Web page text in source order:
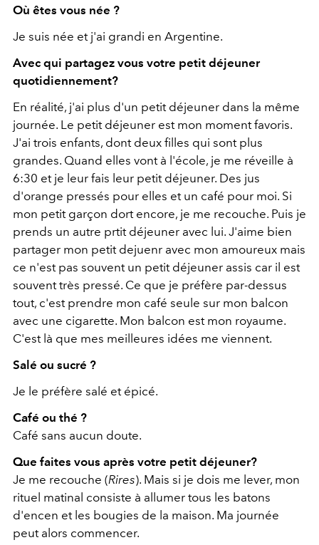
Où êtes vous née ?
Je suis née et j'ai grandi en Argentine.
Avec qui partagez vous votre petit déjeuner
quotidiennement?
En réalité, j'ai plus d'un petit déjeuner dans la même
journée. Le petit déjeuner est mon moment favoris.
J'ai trois enfants, dont deux filles qui sont plus
grandes. Quand elles vont à l'école, je me réveille à
6:30 et je leur fais leur petit déjeuner. Des jus
d'orange pressés pour elles et un café pour moi. Si
mon petit garçon dort encore, je me recouche. Puis je
prends un autre prtit déjeuner avec lui. J'aime bien
partager mon petit dejuenr avec mon amoureux mais
ce n'est pas souvent un petit déjeuner assis car il est
souvent très pressé. Ce que je préfère par-dessus
tout, c'est prendre mon café seule sur mon balcon
avec une cigarette. Mon balcon est mon royaume.
C'est là que mes meilleures idées me viennent.
Salé ou sucré ?
Je le préfère salé et épicé.
Café ou thé ?
Café sans aucun doute.
Que faites vous après votre petit déjeuner?
Je me recouche (Rires). Mais si je dois me lever, mon
rituel matinal consiste à allumer tous les batons
d'encen et les bougies de la maison. Ma journée
peut alors commencer.